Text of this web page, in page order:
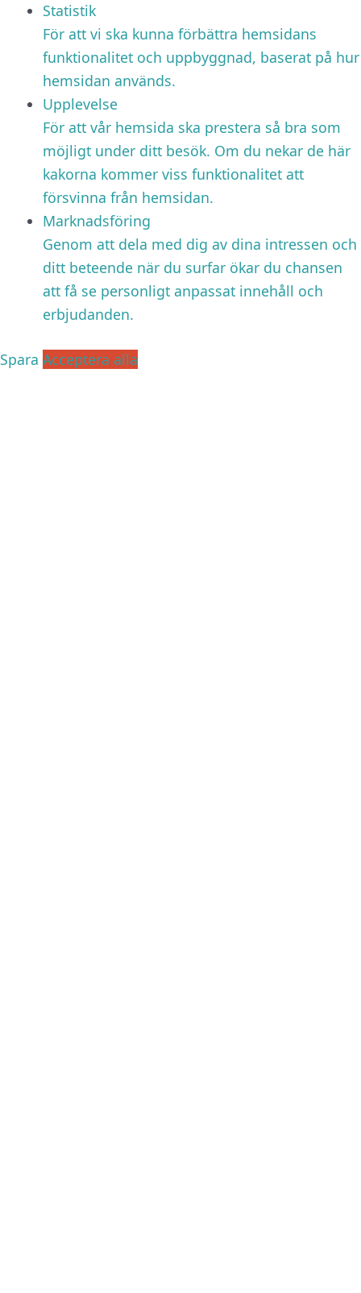
Statistik
För att vi ska kunna förbättra hemsidans
funktionalitet och uppbyggnad, baserat på hur
hemsidan används.
Upplevelse
För att vår hemsida ska prestera så bra som
möjligt under ditt besök. Om du nekar de här
kakorna kommer viss funktionalitet att
försvinna från hemsidan.
Marknadsföring
Genom att dela med dig av dina intressen och
ditt beteende när du surfar ökar du chansen
att få se personligt anpassat innehåll och
erbjudanden.
Spara Acceptera alla